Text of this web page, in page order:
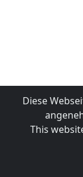
Diese
This